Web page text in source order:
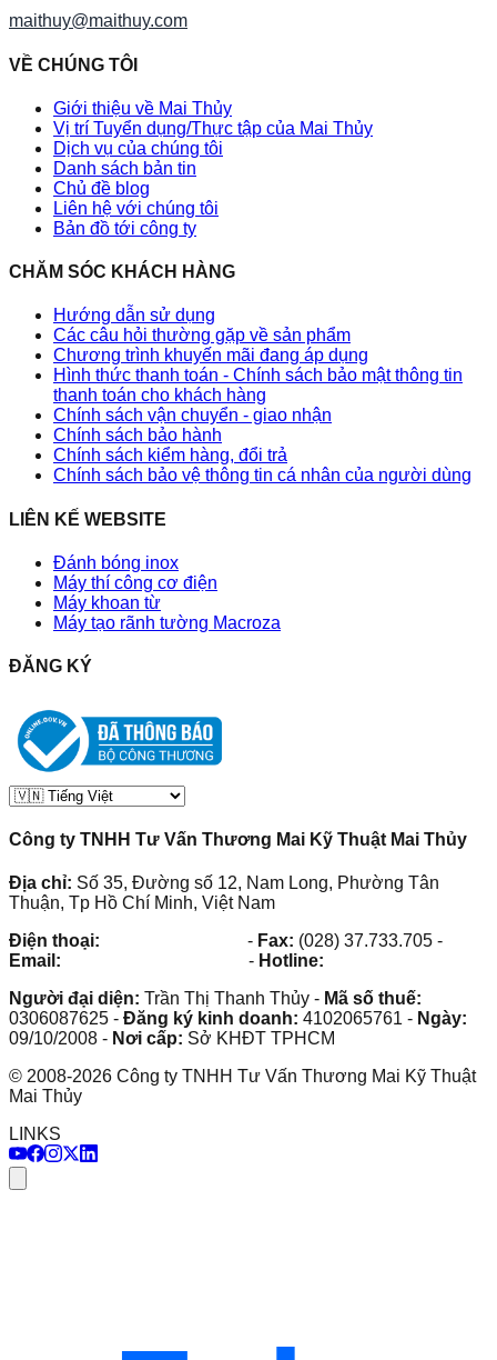
maithuy@maithuy.com
VỀ CHÚNG TÔI
Giới thiệu về Mai Thủy
Vị trí Tuyển dụng/Thực tập của Mai Thủy
Dịch vụ của chúng tôi
Danh sách bản tin
Chủ đề blog
Liên hệ với chúng tôi
Bản đồ tới công ty
CHĂM SÓC KHÁCH HÀNG
Hướng dẫn sử dụng
Các câu hỏi thường gặp về sản phẩm
Chương trình khuyến mãi đang áp dụng
Hình thức thanh toán - Chính sách bảo mật thông tin
thanh toán cho khách hàng
Chính sách vận chuyển - giao nhận
Chính sách bảo hành
Chính sách kiểm hàng, đổi trả
Chính sách bảo vệ thông tin cá nhân của người dùng
LIÊN KẾ WEBSITE
Đánh bóng inox
Máy thí công cơ điện
Máy khoan từ
Máy tạo rãnh tường Macroza
ĐĂNG KÝ
Công ty TNHH Tư Vấn Thương Mai Kỹ Thuật Mai Thủy
Địa chỉ: Số 35, Đường số 12, Nam Long, Phường Tân
Thuận, Tp Hồ Chí Minh, Việt Nam
Điện thoại:
- Fax: (028) 37.733.705 -
Email:
- Hotline:
Người đại diện: Trần Thị Thanh Thủy - Mã số thuế:
0306087625 - Đăng ký kinh doanh: 4102065761 - Ngày:
09/10/2008 - Nơi cấp: Sở KHĐT TPHCM
© 2008-2026 Công ty TNHH Tư Vấn Thương Mai Kỹ Thuật
Mai Thủy
LINKS